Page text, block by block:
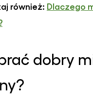
również: Dlaczego
dobry